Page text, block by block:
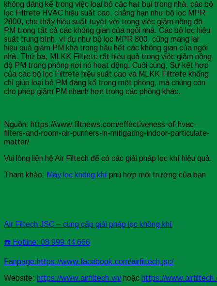
không đáng kể trong việc loại bỏ các hạt bụi trong nhà, các bộ
lọc Filtrete HVAC hiệu suất cao, chẳng hạn như bộ lọc MPR
2800, cho thấy hiệu suất tuyệt vời trong việc giảm nồng độ
PM trong tất cả các không gian của ngôi nhà. Các bộ lọc hiệu
suất trung bình, ví dụ như bộ lọc MPR 800, cũng mang lại
hiệu quả giảm PM khá trong hầu hết các không gian của ngôi
nhà. Thứ ba, MLKK Filtrete rất hiệu quả trong việc giảm nồng
độ PM trong phòng nơi nó hoạt động. Cuối cùng, Sự kết hợp
của các bộ lọc Filtrete hiệu suất cao và MLKK Filtrete không
chỉ giúp loại bỏ PM đáng kể trong một phòng, mà chúng còn
cho phép giảm PM nhanh hơn trong các phòng khác.
Nguồn: https://www.filtnews.com/effectiveness-of-hvac-
filters-and-room-air-purifiers-in-mitigating-indoor-particulate-
matter/
Vui lòng liên hệ Air Filtech để có các giải pháp lọc khí hiệu quả.
Tham khảo: Máy lọc không khí phù hợp môi trường của bạn
Air Filtech JSC – cung cấp giải pháp lọc không khí
☎️ Hotline: 08 999 44 666
Fanpage:https://www.facebook.com/airfiltech.jsc/
Website: https://www.airfiltech.vn/hoặc https://